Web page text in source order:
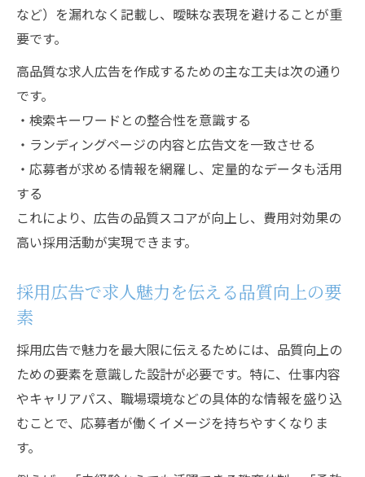
など）を漏れなく記載し、曖昧な表現を避けることが重
要です。
高品質な求人広告を作成するための主な工夫は次の通り
です。
・検索キーワードとの整合性を意識する
・ランディングページの内容と広告文を一致させる
・応募者が求める情報を網羅し、定量的なデータも活用
する
これにより、広告の品質スコアが向上し、費用対効果の
高い採用活動が実現できます。
採用広告で求人魅力を伝える品質向上の要
素
採用広告で魅力を最大限に伝えるためには、品質向上の
ための要素を意識した設計が必要です。特に、仕事内容
やキャリアパス、職場環境などの具体的な情報を盛り込
むことで、応募者が働くイメージを持ちやすくなりま
す。